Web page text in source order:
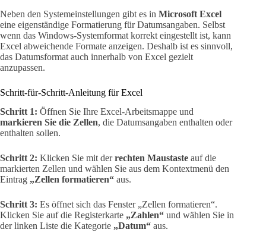
Neben den Systemeinstellungen gibt es in Microsoft Excel
eine eigenständige Formatierung für Datumsangaben. Selbst
wenn das Windows-Systemformat korrekt eingestellt ist, kann
Excel abweichende Formate anzeigen. Deshalb ist es sinnvoll,
das Datumsformat auch innerhalb von Excel gezielt
anzupassen.
Schritt-für-Schritt-Anleitung für Excel
Schritt 1: Öffnen Sie Ihre Excel-Arbeitsmappe und
markieren Sie die Zellen, die Datumsangaben enthalten oder
enthalten sollen.
Schritt 2: Klicken Sie mit derrechten Maustaste auf die
markierten Zellen und wählen Sie aus dem Kontextmenü den
Eintrag „Zellen formatieren“ aus.
Schritt 3: Es öffnet sich das Fenster „Zellen formatieren“.
Klicken Sie auf die Registerkarte „Zahlen“ und wählen Sie in
der linken Liste die Kategorie „Datum“ aus.